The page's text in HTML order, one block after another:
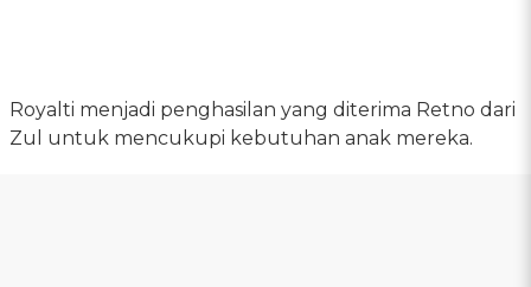
Royalti menjadi penghasilan yang diterima Retno dari
Zul untuk mencukupi kebutuhan anak mereka.